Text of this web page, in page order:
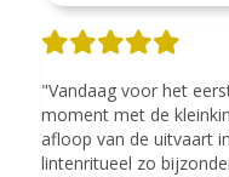
"Vandaag voor het
moment met de
afloop van de uitvaart
lintenritueel zo